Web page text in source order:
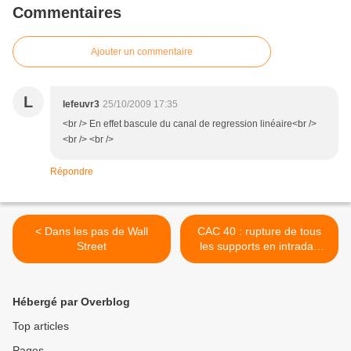
Commentaires
Ajouter un commentaire
L lefeuvr3 25/10/2009 17:35
<br /> En effet bascule du canal de regression linéaire<br />
<br /> <br />
Répondre
< Dans les pas de Wall
Street
CAC 40 : rupture de tous
les supports en intraday
avec les bancaires >
Hébergé par Overblog
Top articles